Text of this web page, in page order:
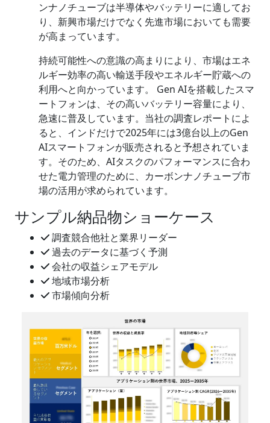
ンナノチューブは半導体やバッテリーに適してお
り、新興市場だけでなく先進市場においても需要
が高まっています。
持続可能性への意識の高まりにより、市場はエネ
ルギー効率の高い輸送手段やエネルギー貯蔵への
利用へと向かっています。 Gen AIを搭載したスマ
ートフォンは、その高いバッテリー容量により、
急速に普及しています。当社の調査レポートによ
ると、インドだけで2025年には3億台以上のGen
AIスマートフォンが販売されると予想されていま
す。そのため、AIタスクのパフォーマンスに合わ
せた電力管理のために、カーボンナノチューブ市
場の活用が求められています。
サンプル納品物ショーケース
調査競合他社と業界リーダー
過去のデータに基づく予測
会社の収益シェアモデル
地域市場分析
市場傾向分析